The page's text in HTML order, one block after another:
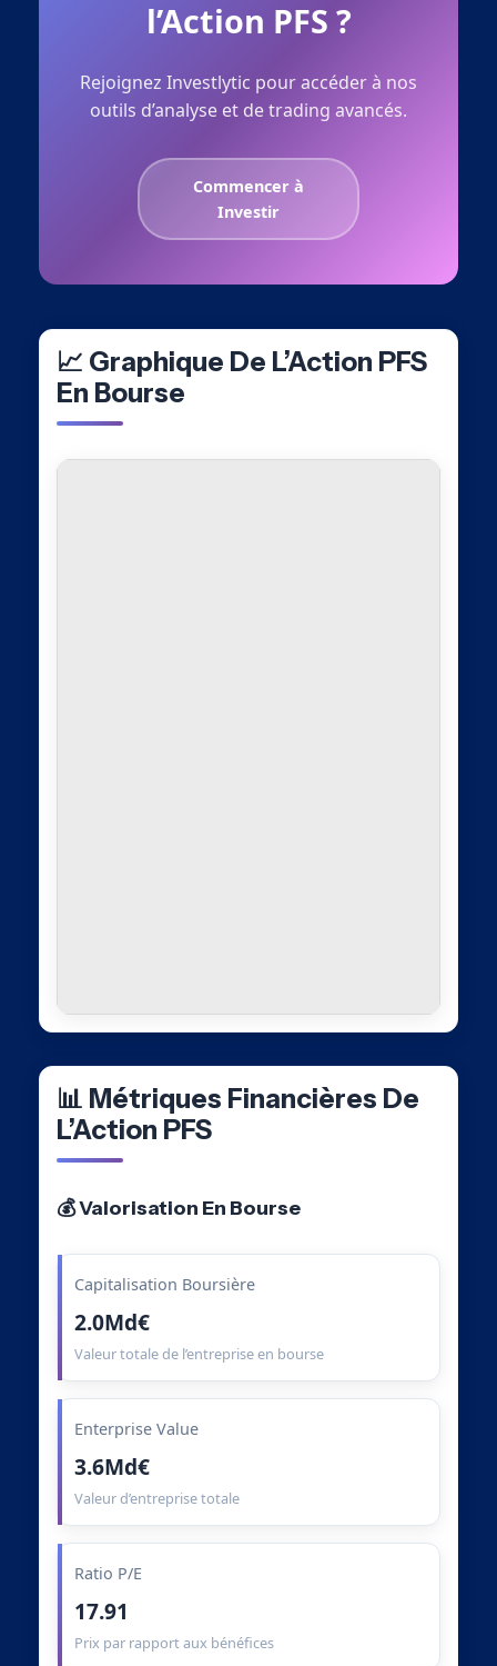
l’Action PFS ?
Rejoignez Investlytic pour accéder à nos
outils d’analyse et de trading avancés.
Commencer à
Investir
📈 Graphique De L’Action PFS
En Bourse
📊 Métriques Financières De
L’Action PFS
💰 Valorisation En Bourse
Capitalisation Boursière
2.0Md€
Valeur totale de l’entreprise en bourse
Enterprise Value
3.6Md€
Valeur d’entreprise totale
Ratio P/E
17.91
Prix par rapport aux bénéfices